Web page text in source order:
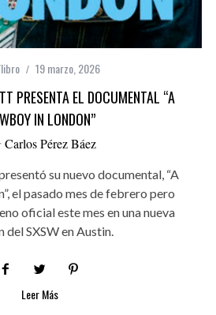
19 marzo, 2026
PRESENTA EL DOCUMENTAL “A
IN LONDON”
Carlos Pérez Báez
su nuevo documental, “A
el pasado mes de febrero pero
oficial este mes en una nueva
del SXSW en Austin.
Leer Más